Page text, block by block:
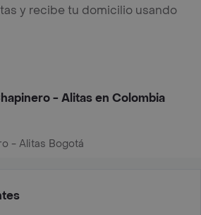
y recibe tu domicilio usando
- Alitas en Colombia
- Alitas Bogotá